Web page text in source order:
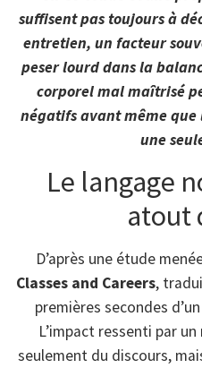
suffisent pas toujours à
entretien, un facteur
peser lourd dans la
corporel mal maîtrisé
négatifs avant même que
une
Le langage
atout
D’après une étude
Classes and Careers,
premières secondes
L’impact ressenti par
seulement du discours,